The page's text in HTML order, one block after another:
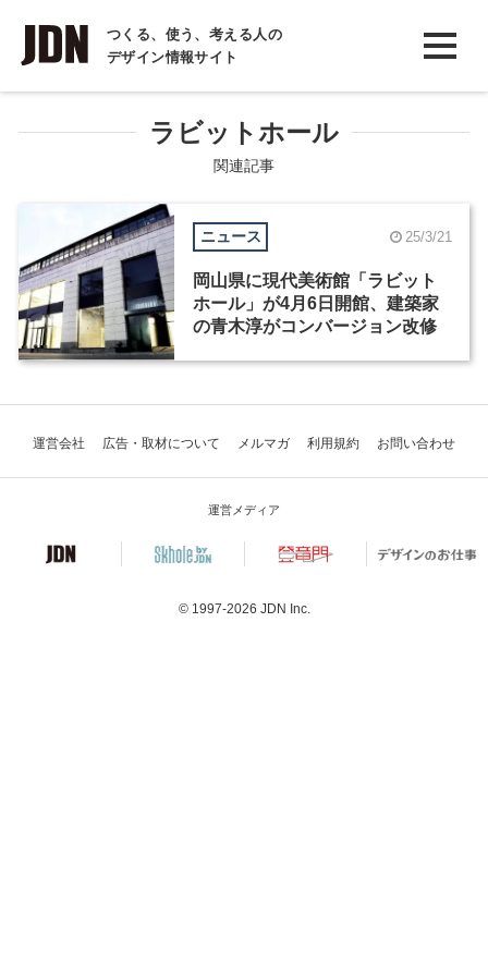
つくる、使う、考える人の
デザイン情報サイト
INTERVIEW
インタビュー
REPORT
COLUMN
コラム
ラビットホール
関連記事
ニュース 25/3/21
岡山県に現代美術館「ラビット
ホール」が4月6日開館、建築家
の青木淳がコンバージョン改修
運営会社 広告・取材について メルマガ 利用規約 お問い合わせ
運営メディア
© 1997-2026 JDN Inc.